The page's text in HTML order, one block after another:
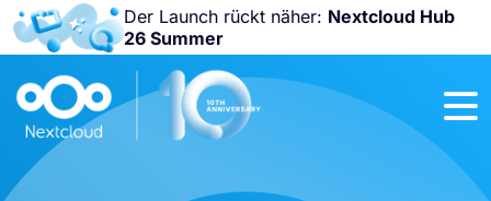
Der Launch rückt näher: Nextcloud Hub
26 Summer
Nicht
verpassen: